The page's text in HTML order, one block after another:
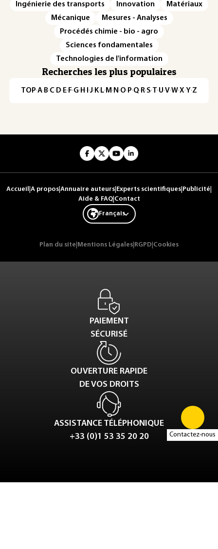
Contactez-nous
Ingénierie des transports
Innovation
Matériaux
Mécanique
Mesures - Analyses
Procédés chimie - bio - agro
Sciences fondamentales
Technologies de l'information
Recherches les plus populaires
TOP·A·B·C·D·E·F·G·H·I·J·K·L·M·N·O·P·Q·R·S·T·U·V·W·X·Y·Z
Accueil A propos Annuaire auteurs Experts scientifiques Publicité
Aide & FAQ| Contact
Français
Plan du site Mentions Légales RGPD Cookies
PAIEMENT
SÉCURISÉ
OUVERTURE RAPIDE
DE VOS DROITS
ASSISTANCE TÉLÉPHONIQUE
+33 (0)1 53 35 20 20